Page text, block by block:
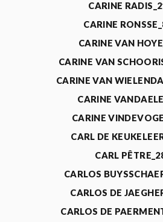
CARINE
CARINE
CARINE VAN
CARINE VAN
CARINE VAN
CARINE
CARINE
CARL DE
CARL
CARLOS
CARLOS DE
CARLOS DE